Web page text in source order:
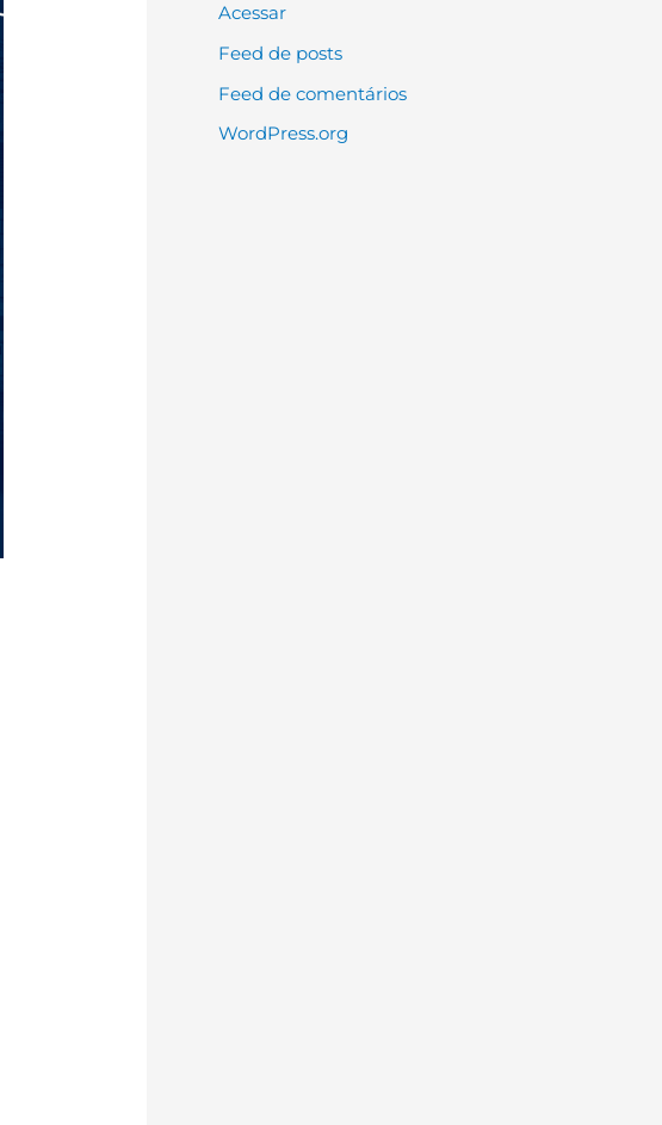
Acessar
Feed de posts
Feed de comentários
WordPress.org